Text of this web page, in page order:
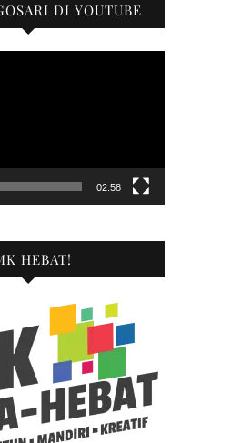
DI YOUTUBE
02:58
HEBAT!